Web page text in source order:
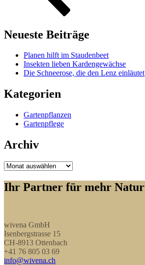
Neueste Beiträge
Planen hilft im Staudenbeet
Insekten lieben Kardengewächse
Die Schneerose, die den Lenz einläutet
Kategorien
Gartenpflanzen
Gartenpflege
Archiv
Archiv
Ihr Partner für mehr Natur
wivena GmbH
Isenbergstrasse 15
CH-8913 Ottenbach
+41 76 805 03 69
info@wivena.ch